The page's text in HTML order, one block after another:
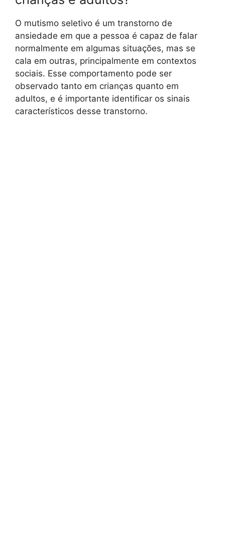
O mutismo seletivo é um transtorno de
ansiedade em que a pessoa é capaz de falar
normalmente em algumas situações, mas se
cala em outras, principalmente em contextos
sociais. Esse comportamento pode ser
observado tanto em crianças quanto em
adultos, e é importante identificar os sinais
característicos desse transtorno.